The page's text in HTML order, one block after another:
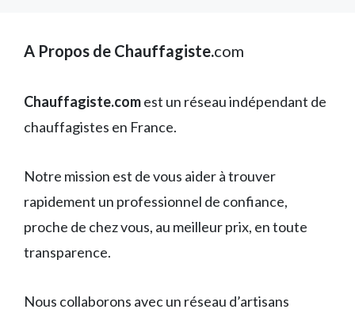
A Propos de Chauffagiste.com
Chauffagiste.comest un réseau indépendant de
chauffagistes en France.
Notre mission est de vous aider à trouver
rapidement un professionnel de confiance,
proche de chez vous, au meilleur prix, en toute
transparence.
Nous collaborons avec un réseau d’artisans